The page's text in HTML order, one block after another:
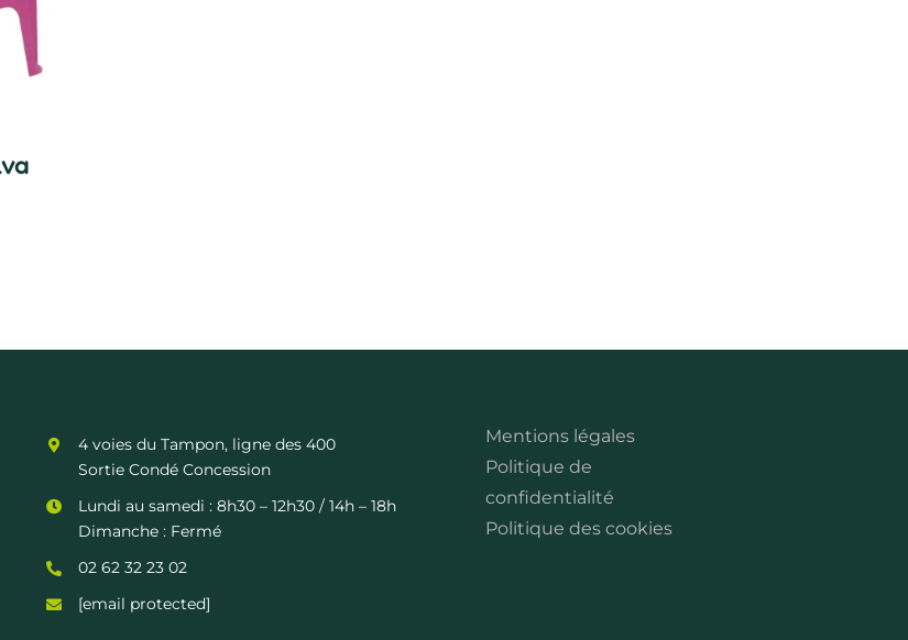
4 voies du Tampon, ligne des 400
Sortie Condé Concession
Lundi au samedi :8h30 – 12h30 / 14h – 18h
Dimanche : Fermé
02 62 32 23 02
[email protected]
Mentions légales
Politique de
confidentialité
Politique des cookies